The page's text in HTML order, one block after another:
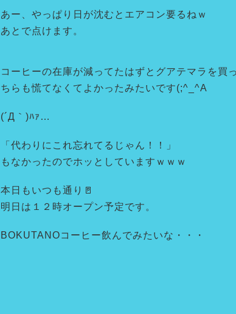
あー、やっぱり日が沈むとエアコン要るねｗ
あとで点けます。
コーヒーの在庫が減ってたはずとグアテマラを買
ちらも慌てなくてよかったみたいです(;^_^A
(´Д｀)ﾊｧ…
「代わりにこれ忘れてるじゃん！！」
もなかったのでホッとしていますｗｗｗ
本日もいつも通り🚪
明日は１２時オープン予定です。
BOKUTANOコーヒー飲んでみたいな・・・